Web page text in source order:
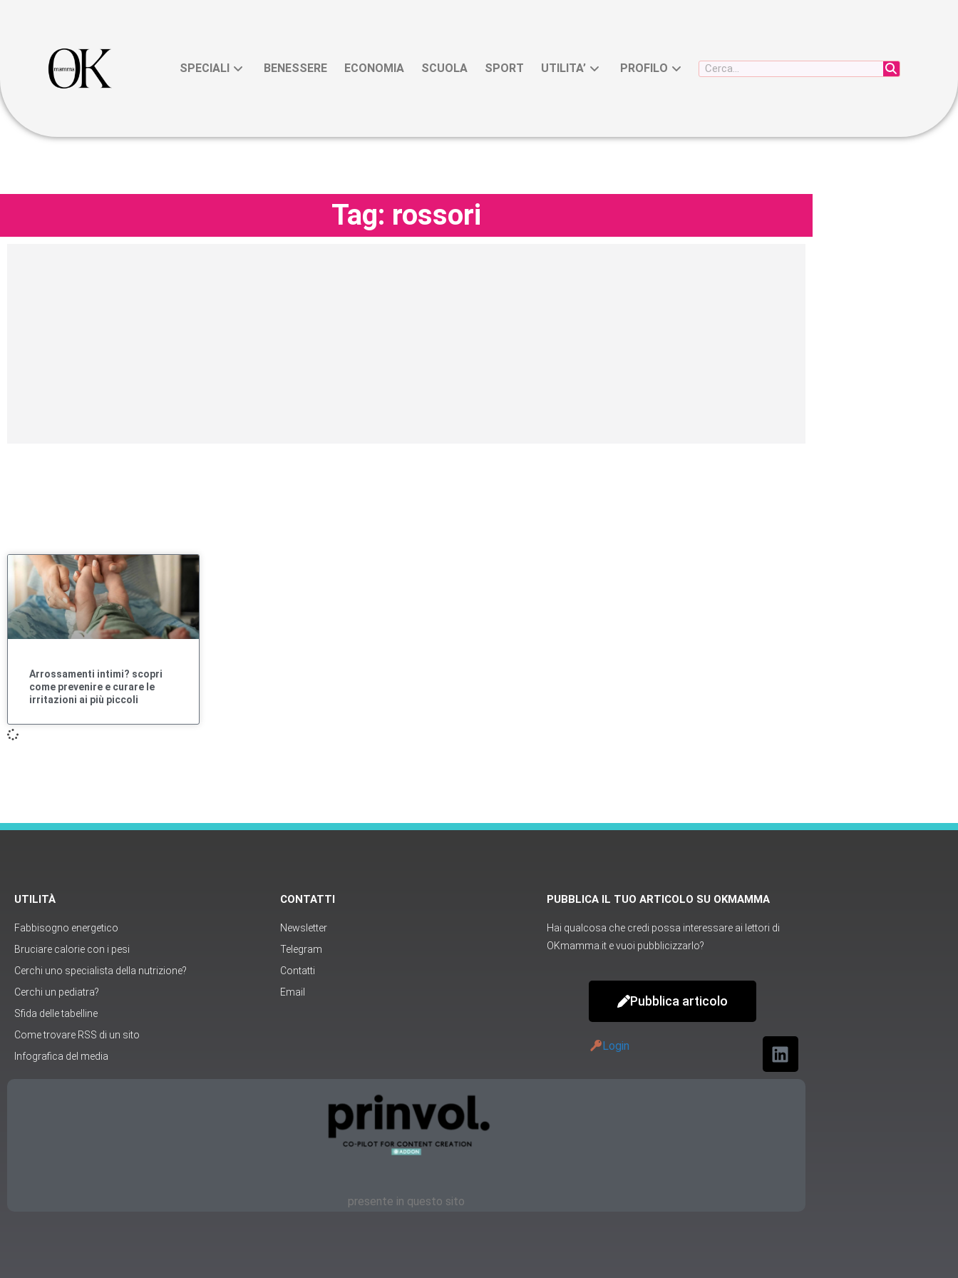
SPECIALI BENESSERE ECONOMIA SCUOLA SPORT UTILITA’ PROFILO
Tag: rossori
Arrossamenti intimi? scopri
come prevenire e curare le
irritazioni ai più piccoli
UTILITÀ
Fabbisogno energetico
Bruciare calorie con i pesi
Cerchi uno specialista della nutrizione?
Cerchi un pediatra?
Sfida delle tabelline
Come trovare RSS di un sito
Infografica del media
CONTATTI
Newsletter
Telegram
Contatti
Email
PUBBLICA IL TUO ARTICOLO SU OKMAMMA
Hai qualcosa che credi possa interessare ai lettori di
OKmamma.it e vuoi pubblicizzarlo?
Pubblica articolo
Login
presente in questo sito